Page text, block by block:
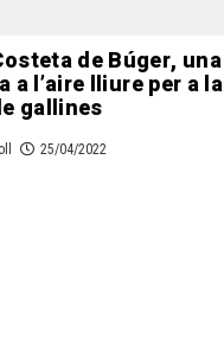
de Búger, una
a l’aire lliure per a la
gallines
25/04/2022